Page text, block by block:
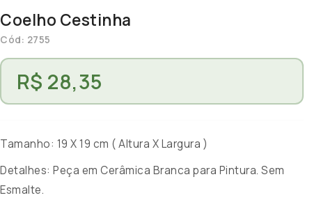
Coelho Cestinha
Cód: 2755
R$ 28,35
Tamanho: 19 X 19 cm ( Altura X Largura )
Detalhes: Peça em Cerâmica Branca para Pintura. Sem
Esmalte.